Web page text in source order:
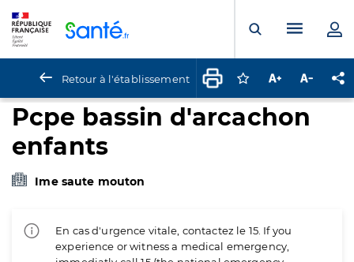
Ouvrir laMenu
Retour à l'établissement Connectez-vous
Augmenter la
Pcpe bassin d'arcachon
enfants
Ime saute mouton
En cas d'urgence vitale, contactez le 15. If you
experience or witness a medical emergency,